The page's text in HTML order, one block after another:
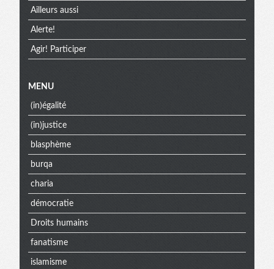
Ailleurs aussi
Alerte!
Agir! Participer
MENU
(in)égalité
(in)justice
blasphème
burqa
charia
démocratie
Droits humains
fanatisme
islamisme